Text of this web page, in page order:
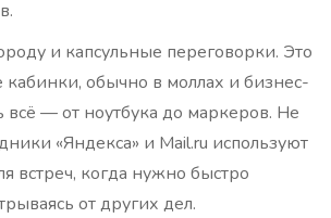
и капсульные переговорки. Это
обычно в моллах и бизнес-
всё — от ноутбука до маркеров. Не
«Яндекса» и Mail.ru используют
встреч, когда нужно быстро
от других дел.